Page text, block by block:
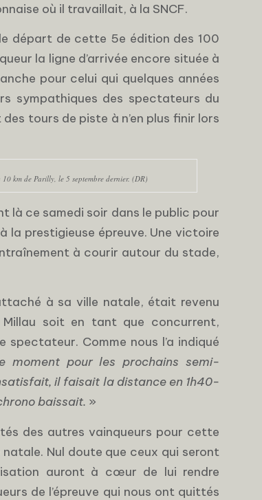
où il travaillait, à la SNCF.
départ de cette 5e édition des 100
la ligne d’arrivée encore située à
pour celui qui quelques années
sympathiques des spectateurs du
tours de piste à n’en plus finir lors
km de Parilly, le 5 septembre dernier. (DR)
là ce samedi soir dans le public pour
la prestigieuse épreuve. Une victoire
à courir autour du stade,
à sa ville natale, était revenu
soit en tant que concurrent,
Comme nous l’a indiqué
moment pour les prochains semi-
il faisait la distance en 1h40-
baissait. »
des autres vainqueurs pour cette
Nul doute que ceux qui seront
auront à cœur de lui rendre
de l’épreuve qui nous ont quittés